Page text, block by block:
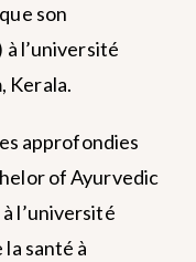
son
à l’université
Kerala.
approfondies
of Ayurvedic
l’université
santé à